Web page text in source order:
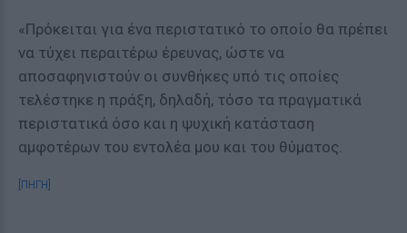
«Πρόκειται για ένα περιστατικό το οποίο θα πρέπει
να τύχει περαιτέρω έρευνας, ώστε να
αποσαφηνιστούν οι συνθήκες υπό τις οποίες
τελέστηκε η πράξη, δηλαδή, τόσο τα πραγματικά
περιστατικά όσο και η ψυχική κατάσταση
αμφοτέρων του εντολέα μου και του θύματος.
[ΠΗΓΗ]